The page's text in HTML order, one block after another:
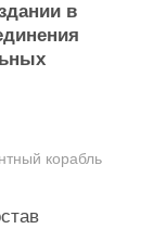
в
корабль